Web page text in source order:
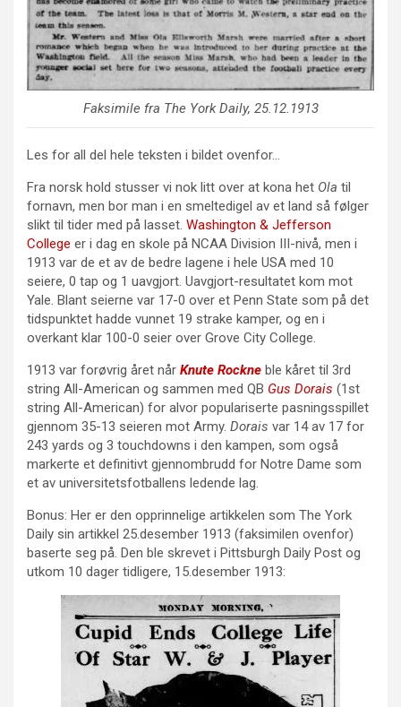
Faksimile fra The York Daily, 25.12.1913
Les for all del hele teksten i bildet ovenfor…
Fra norsk hold stusser vi nok litt over at kona het Ola til
fornavn, men bor man i en smeltedigel av et land så følger
slikt til tider med på lasset. Washington & Jefferson
College er i dag en skole på NCAA Division III-nivå, men i
1913 var de et av de bedre lagene i hele USA med 10
seiere, 0 tap og 1 uavgjort. Uavgjort-resultatet kom mot
Yale. Blant seierne var 17-0 over et Penn State som på det
tidspunktet hadde vunnet 19 strake kamper, og en i
overkant klar 100-0 seier over Grove City College.
1913 var forøvrig året når Knute Rockne ble kåret til 3rd
string All-American og sammen med QB Gus Dorais (1st
string All-American) for alvor populariserte pasningsspillet
gjennom 35-13 seieren mot Army. Dorais var 14 av 17 for
243 yards og 3 touchdowns i den kampen, som også
markerte et definitivt gjennombrudd for Notre Dame som
et av universitetsfotballens ledende lag.
Bonus: Her er den opprinnelige artikkelen som The York
Daily sin artikkel 25.desember 1913 (faksimilen ovenfor)
baserte seg på. Den ble skrevet i Pittsburgh Daily Post og
utkom 10 dager tidligere, 15.desember 1913: